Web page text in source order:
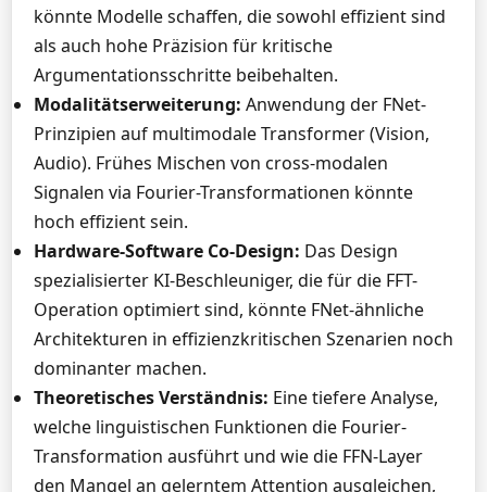
könnte Modelle schaffen, die sowohl effizient sind
als auch hohe Präzision für kritische
Argumentationsschritte beibehalten.
Modalitätserweiterung: Anwendung der FNet-
Prinzipien auf multimodale Transformer (Vision,
Audio). Frühes Mischen von cross-modalen
Signalen via Fourier-Transformationen könnte
hoch effizient sein.
Hardware-Software Co-Design: Das Design
spezialisierter KI-Beschleuniger, die für die FFT-
Operation optimiert sind, könnte FNet-ähnliche
Architekturen in effizienzkritischen Szenarien noch
dominanter machen.
Theoretisches Verständnis: Eine tiefere Analyse,
welche linguistischen Funktionen die Fourier-
Transformation ausführt und wie die FFN-Layer
den Mangel an gelerntem Attention ausgleichen,